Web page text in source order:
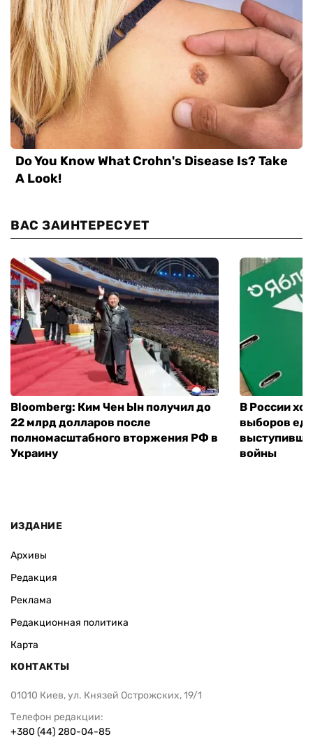
ВАС ЗАИНТЕРЕСУЕТ
Bloomberg: Ким Чен Ын получил до
22 млрд долларов после
полномасштабного вторжения РФ в
Украину
В России
выборов
войны
ИЗДАНИЕ
Архивы
Редакция
Реклама
Редакционная политика
Карта
КОНТАКТЫ
01010 Киев, ул. Князей Острожских, 19/1
Телефон редакции:
+380 (44) 280-04-85